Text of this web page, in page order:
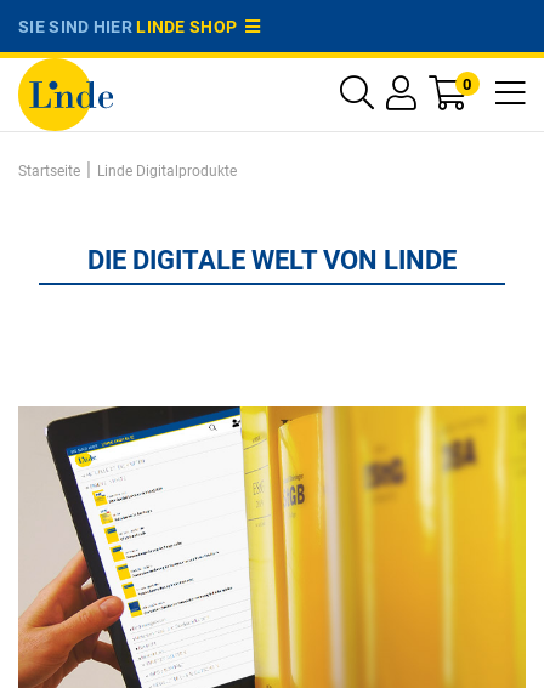
SIE SIND HIERLINDE SHOP
0
Startseite | Linde Digitalprodukte
DIE DIGITALE WELT VON LINDE